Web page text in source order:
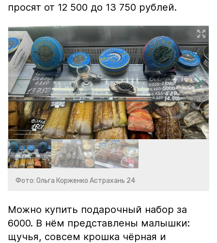
просят от 12 500 до 13 750 рублей.
Фото: Ольга Корженко Астрахань 24
Можно купить подарочный набор за
6000. В нём представлены малышки:
щучья, совсем крошка чёрная и